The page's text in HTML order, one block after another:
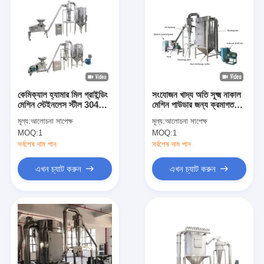
পণ্য
আমাদের সম্পর্কে
কেমিক্যাল হ্যামার মিল গ্রাইন্ডিং
মেশিন স্টেইনলেস স্টীল 304
মূল্য:আলোচনা সাপেক্ষ
MOQ:1
সর্বশেষ দাম পান
এখন চ্যাট করুন
সংযোজন খাদ্য অতি সূক্ষ্ম নাকাল
মেশিন পাউডার জন্য ক্রমাগত
মূল্য:আলোচনা সাপেক্ষ
MOQ:1
সর্বশেষ দাম পান
এখন চ্যাট করুন